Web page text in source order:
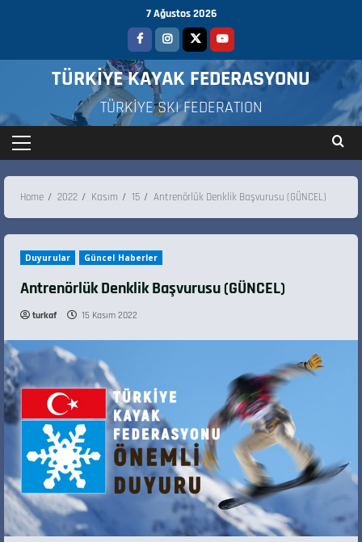
7 Ağustos 2026
TÜRKİYE KAYAK FEDERASYONU
TÜRKİYE SKI FEDERATION
Home 2022 Kasım 15 Antrenörlük Denklik Başvurusu (GÜNCEL)
Duyurular Güncel Haberler
Antrenörlük Denklik Başvurusu (GÜNCEL)
turkaf 15 Kasım 2022